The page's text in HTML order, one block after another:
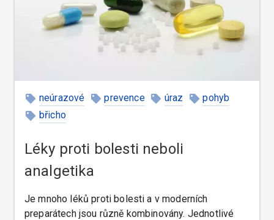
neúrazové prevence úraz
pohyb
břicho
Léky proti bolesti neboli
analgetika
Je mnoho léků proti bolesti a v moderních
preparátech jsou různě kombinovány. Jednotlivé